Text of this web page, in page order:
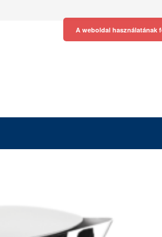
A weboldal használatának